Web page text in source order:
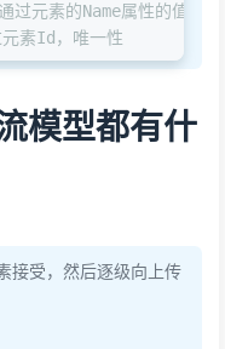
过元素的Name属性的值
素Id，唯一性
模型都有什
接受，然后逐级向上传